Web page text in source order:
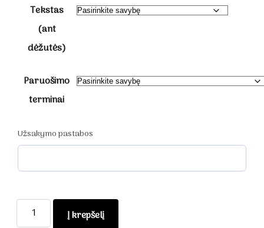
Tekstas
(ant
dėžutės)
Paruošimo
terminai
Užsakymo pastabos
produkto
kiekis:
Į krepšelį